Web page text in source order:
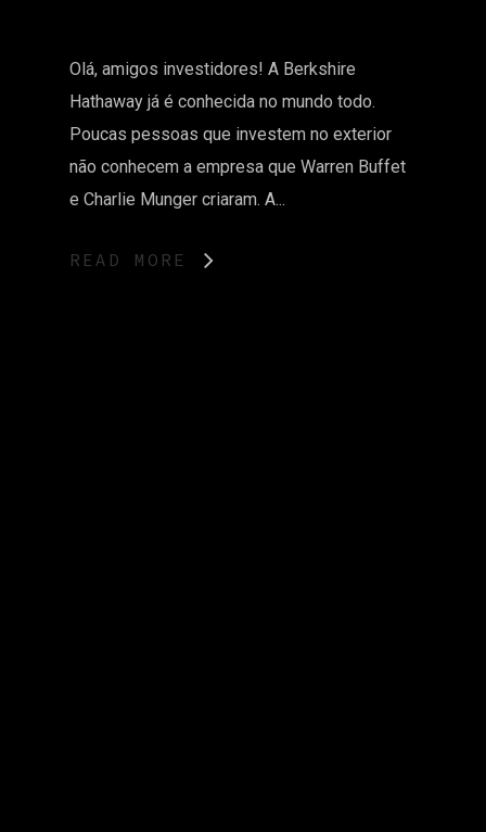
Olá, amigos investidores! A Berkshire
Hathaway já é conhecida no mundo todo.
Poucas pessoas que investem no exterior
não conhecem a empresa que Warren Buffet
e Charlie Munger criaram. A...
READ MORE